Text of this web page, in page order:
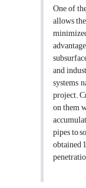
One of
allows
and
systems
project.
on them
pipes to
obtained